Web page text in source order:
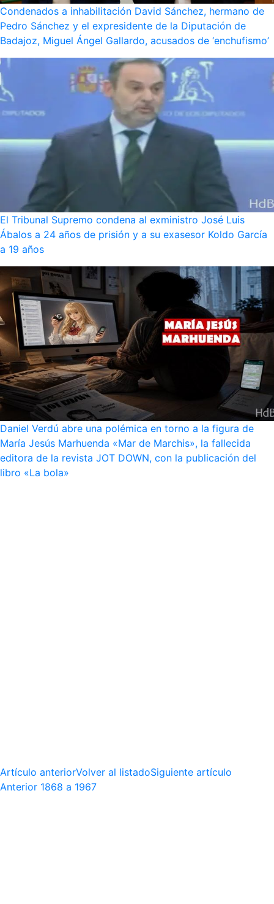
Condenados a inhabilitación David Sánchez, hermano de
Pedro Sánchez y el expresidente de la Diputación de
Badajoz, Miguel Ángel Gallardo, acusados de ‘enchufismo’
El Tribunal Supremo condena al exministro José Luis
Ábalos a 24 años de prisión y a su exasesor Koldo García
a 19 años
Daniel Verdú abre una polémica en torno a la figura de
María Jesús Marhuenda «Mar de Marchis», la fallecida
editora de la revista JOT DOWN, con la publicación del
libro «La bola»
Artículo anteriorVolver al listadoSiguiente artículo
Anterior 1868 a 1967